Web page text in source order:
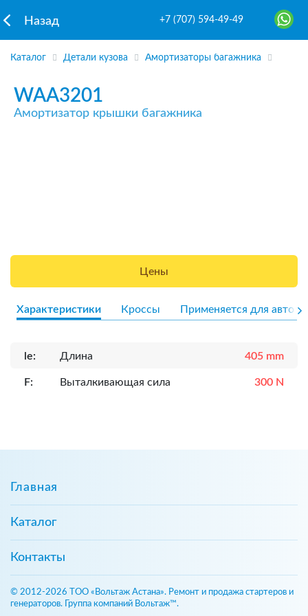
Назад +7 (707) 594-49-49
Каталог Детали кузова Амортизаторы багажника
WAA3201
Амортизатор крышки багажника
Цены
Характеристики Кроссы Применяется для авто
le: Длина 405 mm
F: Выталкивающая сила 300 N
Главная
Каталог
Контакты
© 2012-2026 ТОО «Вольтаж Астана». Ремонт и продажа стартеров и
генераторов. Группа компаний Вольтаж™.